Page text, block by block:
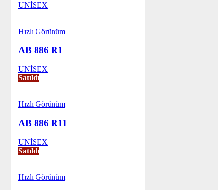
UNİSEX
Hızlı Görünüm
AB 886 R1
UNİSEX
Satıldı
Hızlı Görünüm
AB 886 R11
UNİSEX
Satıldı
Hızlı Görünüm